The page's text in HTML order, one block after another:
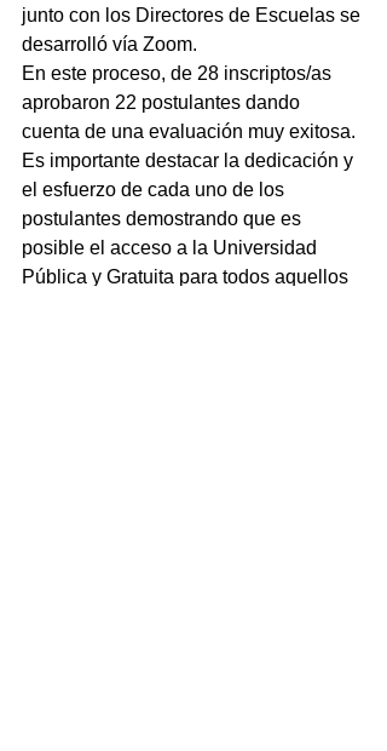
junto con los Directores de Escuelas se
desarrolló vía Zoom.
En este proceso, de 28 inscriptos/as
aprobaron 22 postulantes dando
cuenta de una evaluación muy exitosa.
Es importante destacar la dedicación y
el esfuerzo de cada uno de los
postulantes demostrando que es
posible el acceso a la Universidad
Pública y Gratuita para todos aquellos